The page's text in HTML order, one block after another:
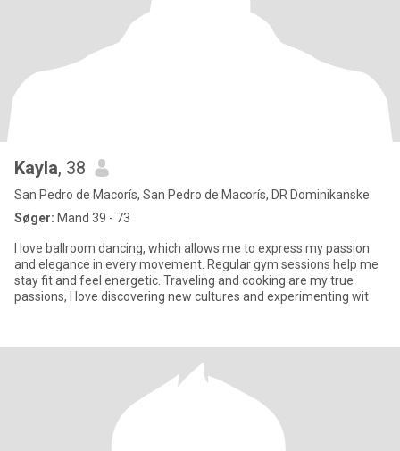
Kayla, 38
San Pedro de Macorís, San Pedro de Macorís, DR Dominikanske
Søger: Mand 39 - 73
I love ballroom dancing, which allows me to express my passion
and elegance in every movement. Regular gym sessions help me
stay fit and feel energetic. Traveling and cooking are my true
passions, I love discovering new cultures and experimenting wit